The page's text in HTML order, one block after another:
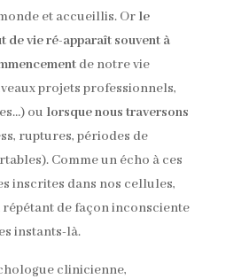
et accueillis. Or le
de vie ré-apparaît souvent à
de notre vie
projets professionnels,
ou lorsque nous traversons
ruptures, périodes de
Comme un écho à ces
inscrites dans nos cellules,
répétant de façon inconsciente
instants-là.
clinicienne,